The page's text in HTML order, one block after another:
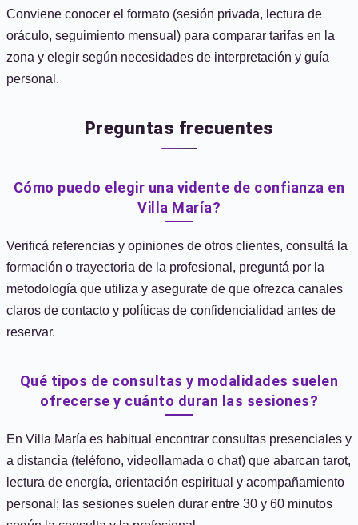
Conviene conocer el formato (sesión privada, lectura de
oráculo, seguimiento mensual) para comparar tarifas en la
zona y elegir según necesidades de interpretación y guía
personal.
Preguntas frecuentes
Cómo puedo elegir una vidente de confianza en
Villa María?
Verificá referencias y opiniones de otros clientes, consultá la
formación o trayectoria de la profesional, preguntá por la
metodología que utiliza y asegurate de que ofrezca canales
claros de contacto y políticas de confidencialidad antes de
reservar.
Qué tipos de consultas y modalidades suelen
ofrecerse y cuánto duran las sesiones?
En Villa María es habitual encontrar consultas presenciales y
a distancia (teléfono, videollamada o chat) que abarcan tarot,
lectura de energía, orientación espiritual y acompañamiento
personal; las sesiones suelen durar entre 30 y 60 minutos